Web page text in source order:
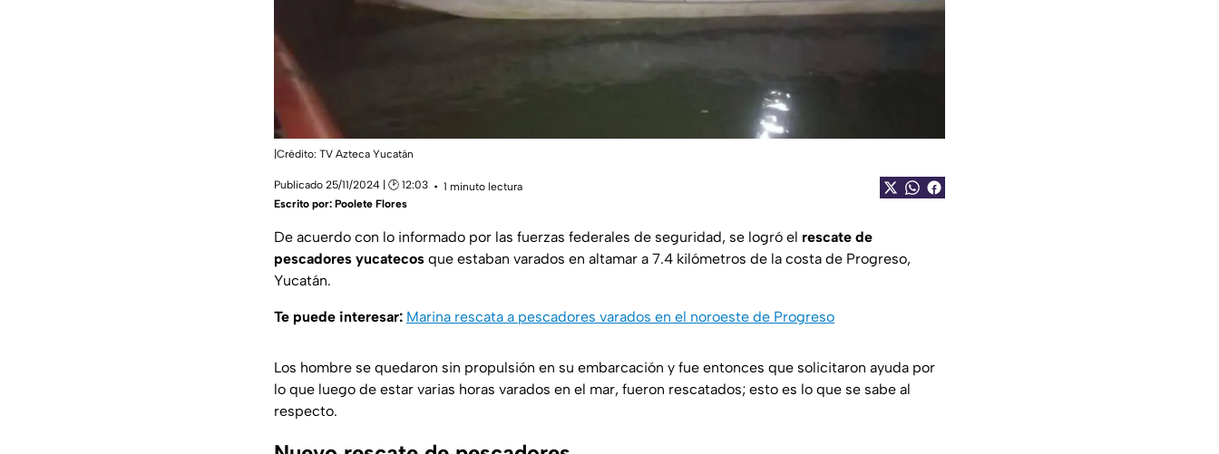
|Crédito: TV Azteca Yucatán
Publicado 25/11/2024 | 🕑 12:03
1 minuto lectura
Escrito por: Poolete Flores
De acuerdo con lo informado por las fuerzas federales de seguridad, se logró el rescate de
pescadores yucatecos que estaban varados en altamar a 7.4 kilómetros de la costa de Progreso,
Yucatán.
Te puede interesar: Marina rescata a pescadores varados en el noroeste de Progreso
Los hombre se quedaron sin propulsión en su embarcación y fue entonces que solicitaron ayuda por
lo que luego de estar varias horas varados en el mar, fueron rescatados; esto es lo que se sabe al
respecto.